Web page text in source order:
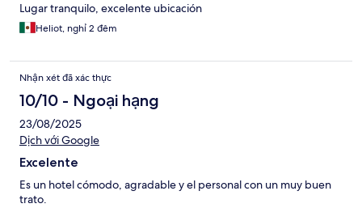
Lugar tranquilo, excelente ubicación
Heliot, nghỉ 2 đêm
Nhận xét đã xác thực
10/10 - Ngoại hạng
23/08/2025
Dịch với Google
Excelente
Es un hotel cómodo, agradable y el personal con un muy buen
trato.